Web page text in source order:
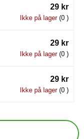
29 kr
Ikke på lager(0 )
29 kr
Ikke på lager(0 )
29 kr
Ikke på lager(0 )